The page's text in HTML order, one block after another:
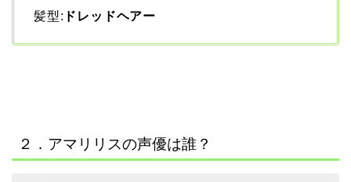
髪型: ドレッドヘアー
２．アマリリスの声優は誰？